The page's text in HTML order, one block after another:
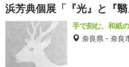
浜芳典個展「『光』と『翳
手で刻む、和紙
奈良県・奈良